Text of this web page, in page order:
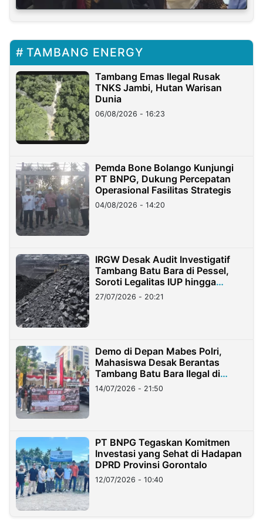
TAMBANG ENERGY
Tambang Emas Ilegal Rusak
TNKS Jambi, Hutan Warisan
Dunia
06/08/2026 - 16:23
Pemda Bone Bolango Kunjungi
PT BNPG, Dukung Percepatan
Operasional Fasilitas Strategis
04/08/2026 - 14:20
IRGW Desak Audit Investigatif
Tambang Batu Bara di Pessel,
Soroti Legalitas IUP hingga
Stockpile
27/07/2026 - 20:21
Demo di Depan Mabes Polri,
Mahasiswa Desak Berantas
Tambang Batu Bara Ilegal di
Lampung
14/07/2026 - 21:50
PT BNPG Tegaskan Komitmen
Investasi yang Sehat di Hadapan
DPRD Provinsi Gorontalo
12/07/2026 - 10:40